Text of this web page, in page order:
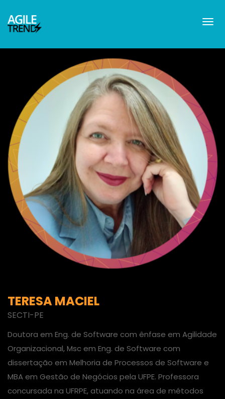
TERESA MACIEL
SECTI-PE
Doutora em Eng. de Software com ênfase em Agilidade
Organizacional, Msc em Eng. de Software com
dissertação em Melhoria de Processos de Software e
MBA em Gestão de Negócios pela UFPE. Professora
concursada na UFRPE, atuando na área de métodos